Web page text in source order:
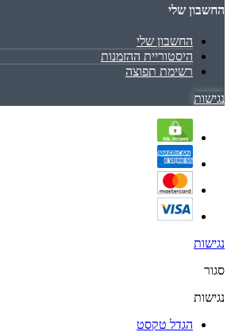
החשבון שלי
החשבון שלי
היסטוריית ההזמנות
רשימת תפוצה
נגישות
נגישות
סגור
נגישות
הגדל טקסט